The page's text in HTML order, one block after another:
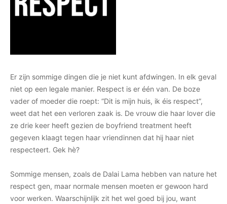
Er zijn sommige dingen die je niet kunt afdwingen. In elk geval
niet op een legale manier. Respect is er één van. De boze
vader of moeder die roept: “Dit is mijn huis, ik éis respect”,
weet dat het een verloren zaak is. De vrouw die haar lover die
ze drie keer heeft gezien de boyfriend treatment heeft
gegeven klaagt tegen haar vriendinnen dat hij haar niet
respecteert. Gek hè?
Sommige mensen, zoals de Dalai Lama hebben van nature het
respect gen, maar normale mensen moeten er gewoon hard
voor werken. Waarschijnlijk zit het wel goed bij jou, want